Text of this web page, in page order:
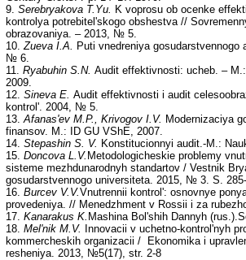
9. Serebryakova T.Yu. K voprosu ob ocenke
kontrolya potrebitel'skogo obshestva //
obrazovaniya. – 2013, № 5.
10. Zueva I.A.
Puti vnedreniya gosudarstvennogo
№ 6.
11. Ryabuhin S.N. Audit effektivnosti: ucheb. –
2009.
12. Sineva E. Audit effektivnosti i audit
kontrol'. 2004, № 5.
13. Afanas'ev M.P., Krivogov I.V. Modernizaciya
finansov. M.: ID GU VShE, 2007.
14. Stepashin S. V. Konstitucionnyi audit.-M.:
15. Doncova L.V. Metodologicheskie problemy
sisteme mezhdunarodnyh standartov / Vestnik
gosudarstvennogo universiteta. 2015, № 3. S. 285-
16. Burcev V.V.Vnutrennii kontrol': osnovnye
provedeniya. // Menedzhment v Rossii i za
17. Kanarakus K. Mashina Bol'shih Dannyh
18. Mel'nik M.V. Innovacii v uchetno-kontrol'nyh
kommercheskih organizacii / Ekonomika i
resheniya. 2013, №5(17), str. 2-8